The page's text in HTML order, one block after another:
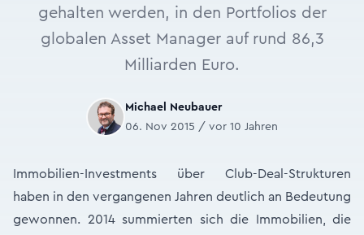
gehalten werden, in den Portfolios der
globalen Asset Manager auf rund 86,3
Milliarden Euro.
Michael Neubauer
06. Nov 2015 / vor 10 Jahren
Immobilien-Investments über Club-Deal-Strukturen
haben in den vergangenen Jahren deutlich an Bedeutung
gewonnen. 2014 summierten sich die Immobilien, die